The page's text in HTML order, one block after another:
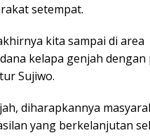
setempat.
kita sampai di area
kelapa genjah
Sujiwo.
diharapkannya
yang berkelanjutan